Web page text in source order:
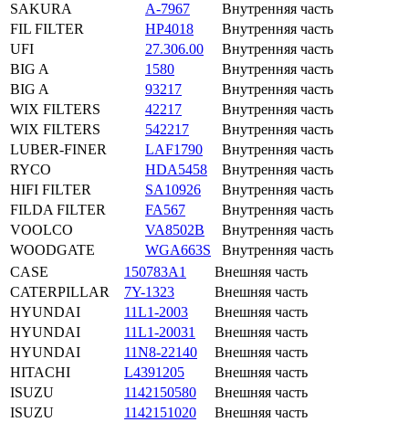
SAKURA A-7967
Внутренняя часть
FIL FILTER
HP4018
Внутренняя часть
UFI
27.306.00
Внутренняя часть
BIG A
1580
Внутренняя часть
BIG A
93217
Внутренняя часть
WIX FILTERS
42217
Внутренняя часть
WIX FILTERS
542217
Внутренняя часть
LUBER-FINER
LAF1790
Внутренняя часть
RYCO
HDA5458
Внутренняя часть
HIFI FILTER
SA10926
Внутренняя часть
FILDA FILTER
FA567
Внутренняя часть
VOOLCO
VA8502B
Внутренняя часть
WOODGATE
WGA663S
Внутренняя часть
CASE
150783A1
Внешняя часть
CATERPILLAR
7Y-1323
Внешняя часть
HYUNDAI
11L1-2003
Внешняя часть
HYUNDAI
11L1-20031
Внешняя часть
HYUNDAI
11N8-22140
Внешняя часть
HITACHI
L4391205
Внешняя часть
ISUZU
1142150580
Внешняя часть
ISUZU
1142151020
Внешняя часть